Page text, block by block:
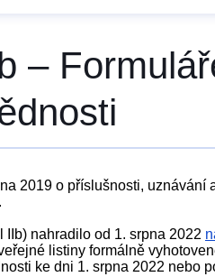
–
2019 o příslušnosti,
IIb) nahradilo od 1. srpna 2022
listiny formálně
ke dni 1. srpna 2022 nebo